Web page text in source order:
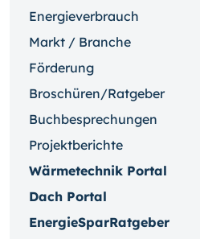
Energieverbrauch
Markt / Branche
Förderung
Broschüren/Ratgeber
Buchbesprechungen
Projektberichte
Wärmetechnik Portal
Dach Portal
EnergieSparRatgeber